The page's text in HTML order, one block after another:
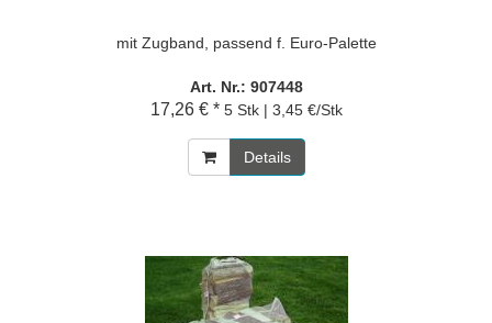
mit Zugband, passend f. Euro-Palette
Art. Nr.: 907448
17,26 € * 5 Stk | 3,45 €/Stk
Details